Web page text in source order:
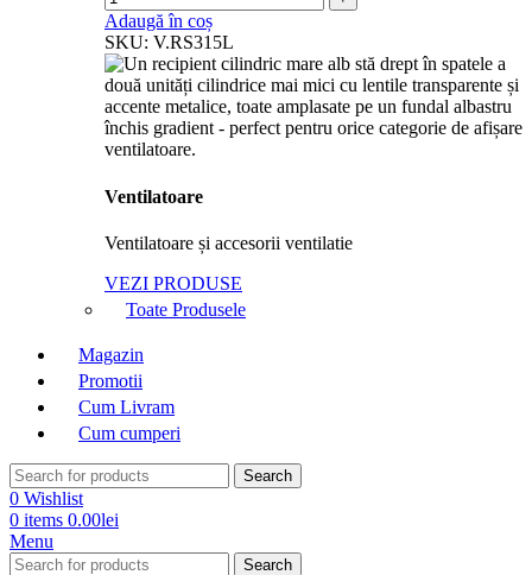
Adaugă în coș
SKU: V.RS315L
Ventilatoare
Ventilatoare și accesorii ventilatie
VEZI PRODUSE
Toate Produsele
Magazin
Promotii
Cum Livram
Cum cumperi
Search
0 Wishlist
0 items 0.00lei
Menu
Search